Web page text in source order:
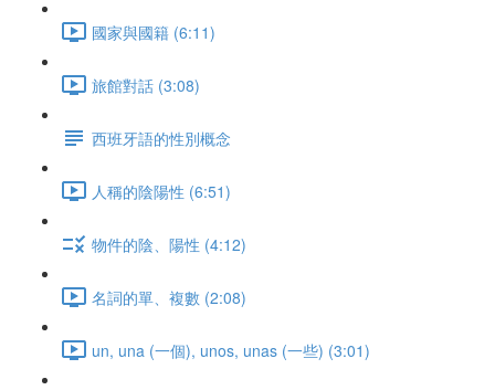
國家與國籍 (6:11)
旅館對話 (3:08)
西班牙語的性別概念
人稱的陰陽性 (6:51)
物件的陰、陽性 (4:12)
名詞的單、複數 (2:08)
un, una (一個), unos, unas (一些) (3:01)